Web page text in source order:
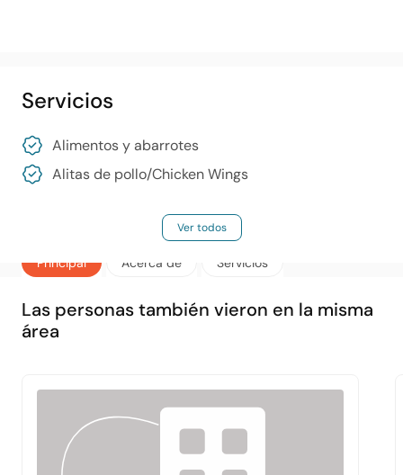
Principal Acerca de Servicios
Servicios
Alimentos y abarrotes
Alitas de pollo/​Chicken Wings
Ver todos
Las personas también vieron en la misma
área